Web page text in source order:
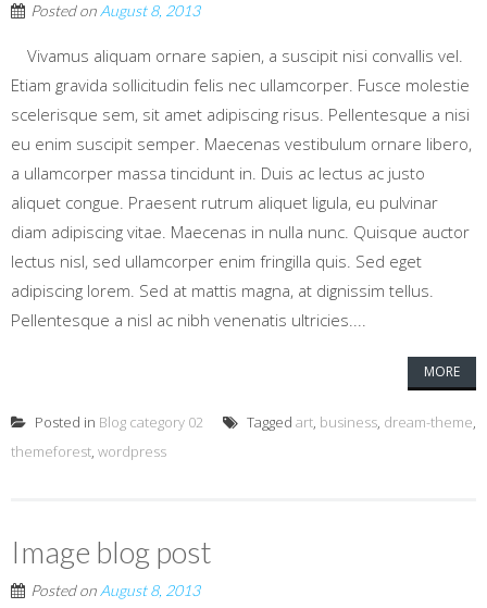
Posted on August 8, 2013
Vivamus aliquam ornare sapien, a suscipit nisi convallis vel.
Etiam gravida sollicitudin felis nec ullamcorper. Fusce molestie
scelerisque sem, sit amet adipiscing risus. Pellentesque a nisi
eu enim suscipit semper. Maecenas vestibulum ornare libero,
a ullamcorper massa tincidunt in. Duis ac lectus ac justo
aliquet congue. Praesent rutrum aliquet ligula, eu pulvinar
diam adipiscing vitae. Maecenas in nulla nunc. Quisque auctor
lectus nisl, sed ullamcorper enim fringilla quis. Sed eget
adipiscing lorem. Sed at mattis magna, at dignissim tellus.
Pellentesque a nisl ac nibh venenatis ultricies....
MORE
Posted in Blog category 02 Tagged art, business, dream-theme,
themeforest, wordpress
Image blog post
Posted on August 8, 2013